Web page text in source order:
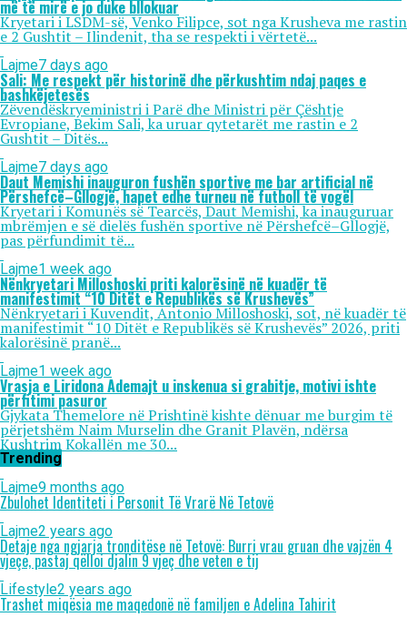
më të mirë e jo duke bllokuar
Kryetari i LSDM-së, Venko Filipce, sot nga Krusheva me rastin
e 2 Gushtit – Ilindenit, tha se respekti i vërtetë...
Lajme7 days ago
Sali: Me respekt për historinë dhe përkushtim ndaj paqes e
bashkëjetesës
Zëvendëskryeministri i Parë dhe Ministri për Çështje
Evropiane, Bekim Sali, ka uruar qytetarët me rastin e 2
Gushtit – Ditës...
Lajme7 days ago
Daut Memishi inauguron fushën sportive me bar artificial në
Përshefcë–Gllogjë, hapet edhe turneu në futboll të vogël
Kryetari i Komunës së Tearcës, Daut Memishi, ka inauguruar
mbrëmjen e së dielës fushën sportive në Përshefcë–Gllogjë,
pas përfundimit të...
Lajme1 week ago
Nënkryetari Milloshoski priti kalorësinë në kuadër të
manifestimit “10 Ditët e Republikës së Krushevës”
Nënkryetari i Kuvendit, Antonio Milloshoski, sot, në kuadër të
manifestimit “10 Ditët e Republikës së Krushevës” 2026, priti
kalorësinë pranë...
Lajme1 week ago
Vrasja e Liridona Ademajt u inskenua si grabitje, motivi ishte
përfitimi pasuror
Gjykata Themelore në Prishtinë kishte dënuar me burgim të
përjetshëm Naim Murselin dhe Granit Plavën, ndërsa
Kushtrim Kokallën me 30...
Trending
Lajme9 months ago
Zbulohet Identiteti i Personit Të Vrarë Në Tetovë
Lajme2 years ago
Detaje nga ngjarja tronditëse në Tetovë: Burri vrau gruan dhe vajzën 4
vjeçe, pastaj qëlloi djalin 9 vjeç dhe veten e tij
Lifestyle2 years ago
Trashet miqësia me maqedonë në familjen e Adelina Tahirit